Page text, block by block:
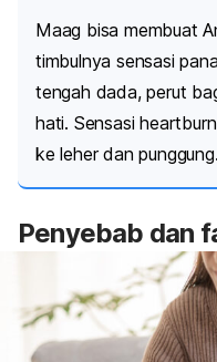
Maag bisa membuat
timbulnya sensasi
tengah dada, perut
hati. Sensasi
ke leher dan punggung.
Penyebab dan